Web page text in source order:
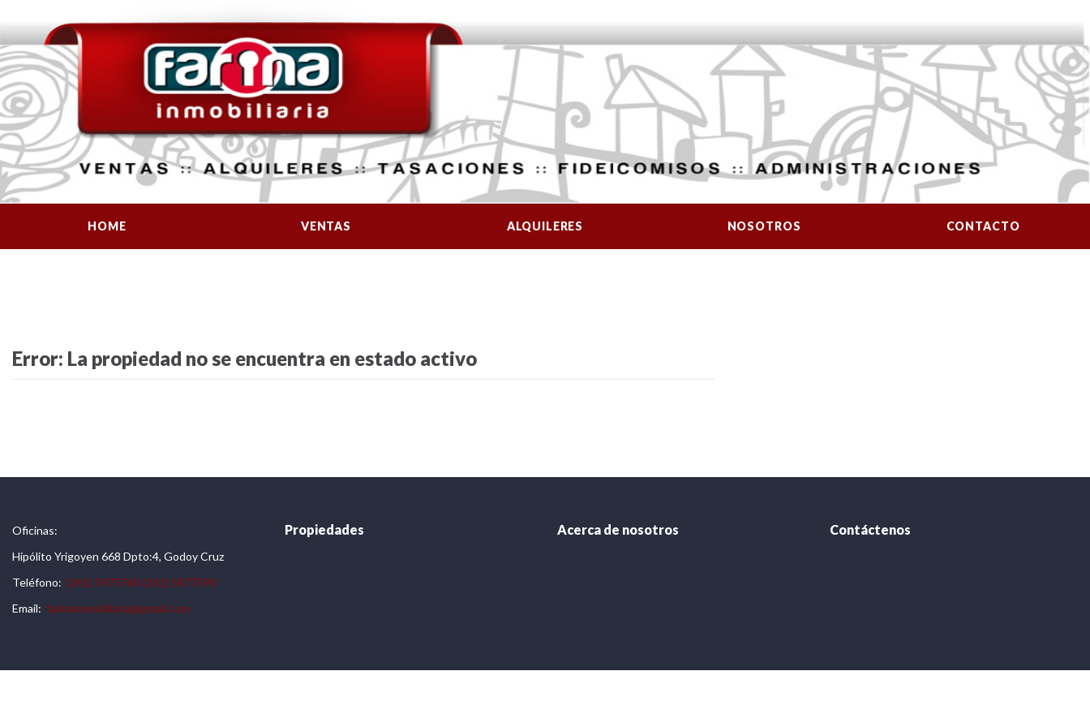
HOME VENTAS ALQUILERES NOSOTROS CONTACTO
Error: La propiedad no se encuentra en estado activo
Oficinas:
Hipólito Yrigoyen 668 Dpto:4, Godoy Cruz
Teléfono: (261) 5975760 (261) 5877590
Email: farinainmobiliaria@gmail.com
Propiedades Acerca de nosotros Contáctenos